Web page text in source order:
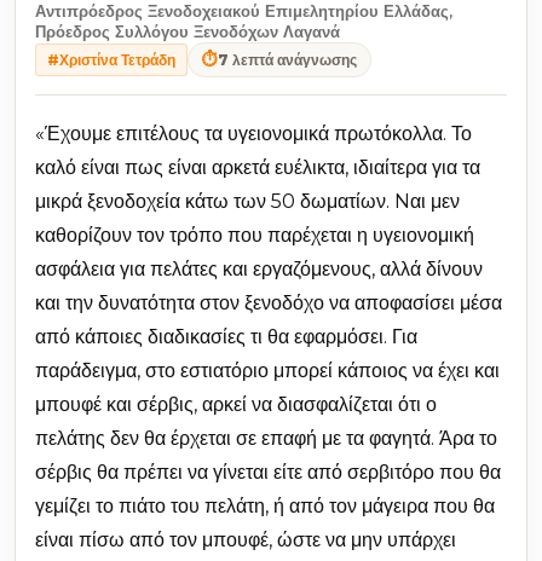
Αντιπρόεδρος Ξενοδοχειακού Επιμελητηρίου Ελλάδας,
Πρόεδρος Συλλόγου Ξενοδόχων Λαγανά
#Χριστίνα Τετράδη ⏱7 λεπτά ανάγνωσης
«Έχουμε επιτέλους τα υγειονομικά πρωτόκολλα. Το
καλό είναι πως είναι αρκετά ευέλικτα, ιδιαίτερα για τα
μικρά ξενοδοχεία κάτω των 50 δωματίων. Nαι μεν
καθορίζουν τον τρόπο που παρέχεται η υγειονομική
ασφάλεια για πελάτες και εργαζόμενους, αλλά δίνουν
και την δυνατότητα στον ξενοδόχο να αποφασίσει μέσα
από κάποιες διαδικασίες τι θα εφαρμόσει. Για
παράδειγμα, στο εστιατόριο μπορεί κάποιος να έχει και
μπουφέ και σέρβις, αρκεί να διασφαλίζεται ότι ο
πελάτης δεν θα έρχεται σε επαφή με τα φαγητά. Άρα το
σέρβις θα πρέπει να γίνεται είτε από σερβιτόρο που θα
γεμίζει το πιάτο του πελάτη, ή από τον μάγειρα που θα
είναι πίσω από τον μπουφέ, ώστε να μην υπάρχει